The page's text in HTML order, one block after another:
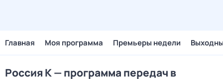
Главная Моя программа Премьеры недели
Россия К — программа передач в